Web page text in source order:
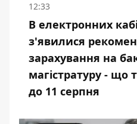
12:33
В електронних
з'явилися
зарахування на
магістратуру - що
до 11 серпня